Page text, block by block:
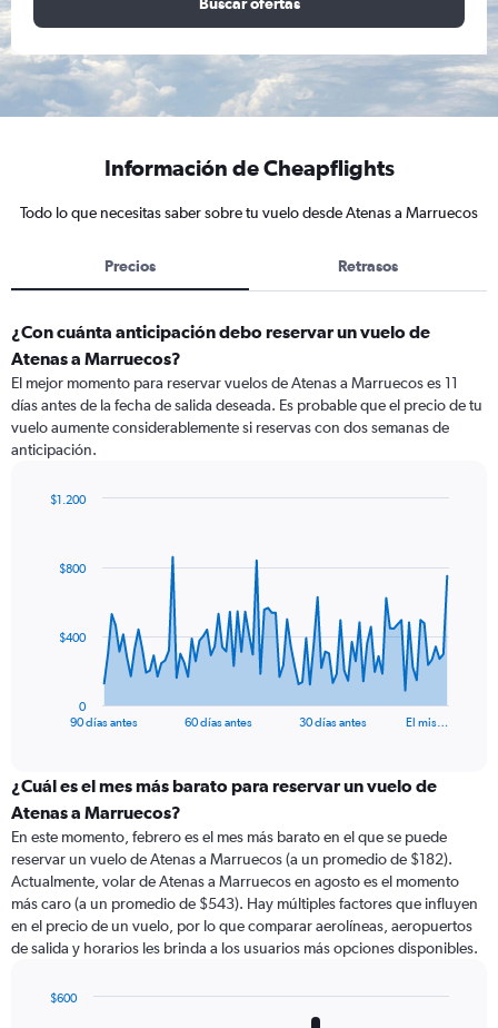
Información de Cheapflights
Todo lo que necesitas saber sobre tu vuelo desde Atenas a Marruecos
Precios Retrasos
¿Con cuánta anticipación debo reservar un vuelo de
Atenas a Marruecos?
El mejor momento para reservar vuelos de Atenas a Marruecos es 11
días antes de la fecha de salida deseada. Es probable que el precio de tu
vuelo aumente considerablemente si reservas con dos semanas de
anticipación.
data
The
categories.
Range:
categories.
The
chart
has
1
Y
displaying
90 días antes 60 días antes 30 días antes El mis…
0
$400
$800
$1.200
¿Cuál es el mes más barato para reservar un vuelo de
Atenas a Marruecos?
En este momento, febrero es el mes más barato en el que se puede
reservar un vuelo de Atenas a Marruecos (a un promedio de $182).
Actualmente, volar de Atenas a Marruecos en agosto es el momento
más caro (a un promedio de $543). Hay múltiples factores que influyen
en el precio de un vuelo, por lo que comparar aerolíneas, aeropuertos
de salida y horarios les brinda a los usuarios más opciones disponibles.
$600